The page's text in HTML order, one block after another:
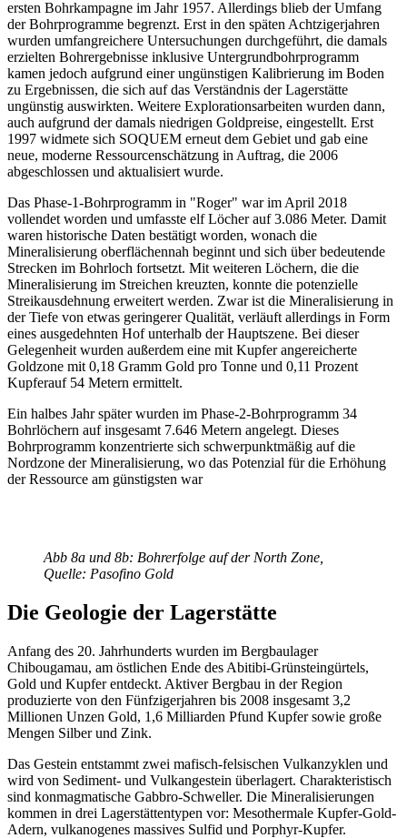
ersten Bohrkampagne im Jahr 1957. Allerdings blieb der Umfang
der Bohrprogramme begrenzt. Erst in den späten Achtzigerjahren
wurden umfangreichere Untersuchungen durchgeführt, die damals
erzielten Bohrergebnisse inklusive Untergrundbohrprogramm
kamen jedoch aufgrund einer ungünstigen Kalibrierung im Boden
zu Ergebnissen, die sich auf das Verständnis der Lagerstätte
ungünstig auswirkten. Weitere Explorationsarbeiten wurden dann,
auch aufgrund der damals niedrigen Goldpreise, eingestellt. Erst
1997 widmete sich SOQUEM erneut dem Gebiet und gab eine
neue, moderne Ressourcenschätzung in Auftrag, die 2006
abgeschlossen und aktualisiert wurde.
Das Phase-1-Bohrprogramm in "Roger" war im April 2018
vollendet worden und umfasste elf Löcher auf 3.086 Meter. Damit
waren historische Daten bestätigt worden, wonach die
Mineralisierung oberflächennah beginnt und sich über bedeutende
Strecken im Bohrloch fortsetzt. Mit weiteren Löchern, die die
Mineralisierung im Streichen kreuzten, konnte die potenzielle
Streikausdehnung erweitert werden. Zwar ist die Mineralisierung in
der Tiefe von etwas geringerer Qualität, verläuft allerdings in Form
eines ausgedehnten Hof unterhalb der Hauptszene. Bei dieser
Gelegenheit wurden außerdem eine mit Kupfer angereicherte
Goldzone mit 0,18 Gramm Gold pro Tonne und 0,11 Prozent
Kupferauf 54 Metern ermittelt.
Ein halbes Jahr später wurden im Phase-2-Bohrprogramm 34
Bohrlöchern auf insgesamt 7.646 Metern angelegt. Dieses
Bohrprogramm konzentrierte sich schwerpunktmäßig auf die
Nordzone der Mineralisierung, wo das Potenzial für die Erhöhung
der Ressource am günstigsten war
Abb 8a und 8b: Bohrerfolge auf der North Zone,
Quelle: Pasofino Gold
Die Geologie der Lagerstätte
Anfang des 20. Jahrhunderts wurden im Bergbaulager
Chibougamau, am östlichen Ende des Abitibi-Grünsteingürtels,
Gold und Kupfer entdeckt. Aktiver Bergbau in der Region
produzierte von den Fünfzigerjahren bis 2008 insgesamt 3,2
Millionen Unzen Gold, 1,6 Milliarden Pfund Kupfer sowie große
Mengen Silber und Zink.
Das Gestein entstammt zwei mafisch-felsischen Vulkanzyklen und
wird von Sediment- und Vulkangestein überlagert. Charakteristisch
sind konmagmatische Gabbro-Schweller. Die Mineralisierungen
kommen in drei Lagerstättentypen vor: Mesothermale Kupfer-Gold-
Adern, vulkanogenes massives Sulfid und Porphyr-Kupfer.